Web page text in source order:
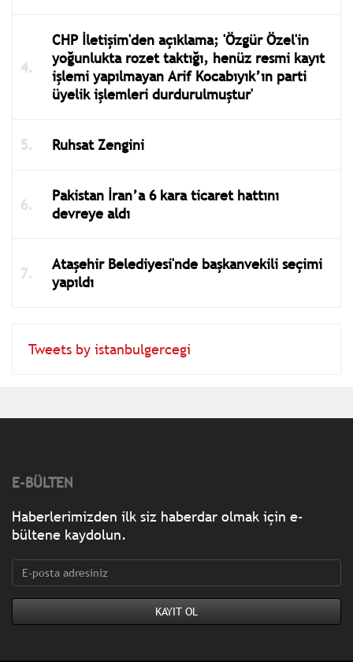
CHP İletişim'den açıklama; 'Özgür Özel'in
yoğunlukta rozet taktığı, henüz resmi kayıt
işlemi yapılmayan Arif Kocabıyık’ın parti
üyelik işlemleri durdurulmuştur'
Ruhsat Zengini
Pakistan İran’a 6 kara ticaret hattını
devreye aldı
Ataşehir Belediyesi'nde başkanvekili seçimi
yapıldı
Tweets by istanbulgercegi
E-BÜLTEN
Haberlerimizden ilk siz haberdar olmak için e-
bültene kaydolun.